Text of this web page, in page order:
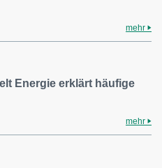
mehr
Energie erklärt häufige
mehr